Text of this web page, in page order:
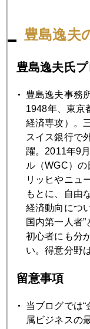
日経平均４万円
2025年06月26日
プラチナ続騰、１
2025年06月25日
まだまだ遠い、金
2025年06月24日
停戦には素直に
2025年06月23日
続編、有事の金よ
速報版、米国イ
豊島逸夫
豊島逸夫氏
豊島逸夫事務
1948年、東京
経済専攻）。
スイス銀行で
躍。2011年9
ル（WGC）
リッヒやニュ
もとに、自由
経済動向につ
国内第一人者
初心者にも分
い。得意分野
留意事項
当ブログでは“
属ビジネスの